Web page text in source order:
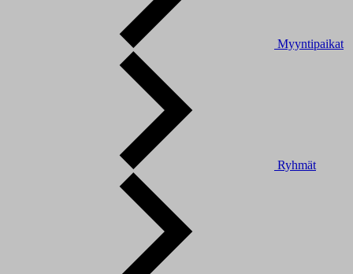
Myyntipaikat
Ryhmät